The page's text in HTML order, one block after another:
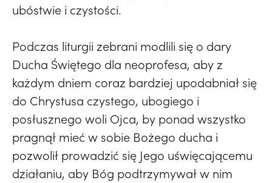
ubóstwie i czystości.
Podczas liturgii zebrani modlili się o dary
Ducha Świętego dla neoprofesa, aby z
każdym dniem coraz bardziej upodabniał się
do Chrystusa czystego, ubogiego i
posłusznego woli Ojca, by ponad wszystko
pragnął mieć w sobie Bożego ducha i
pozwolił prowadzić się Jego uświęcającemu
działaniu, aby Bóg podtrzymywał w nim